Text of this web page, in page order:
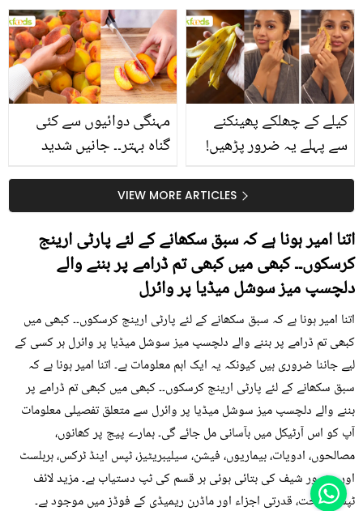
سے متعلق غلط فہمیوں کی
حقیقت کیا ہے اور افواہ
کیا؟
بتائے راز
مہنگی دوائیوں سے کئی
گناہ بہتر۔۔ جانیں شدید
کیوں کھانا چاہیے؟
کیلے کے چھلکے پھینکنے
سے پہلے یہ ضرور پڑھیں!
سستا اور قدرتی حلVIEW MORE ARTICLES
اتنا امیر ہونا ہے کہ سبق سکھانے کے لئے پارٹی ارینج
کرسکوں۔۔ کبھی میں کبھی تم ڈرامے پر بننے والے
دلچسپ میز سوشل میڈیا پر وائرل
اتنا امیر ہونا ہے کہ سبق سکھانے کے لئے پارٹی ارینج کرسکوں۔۔ کبھی میں
کبھی تم ڈرامے پر بننے والے دلچسپ میز سوشل میڈیا پر وائرل ہر کسی کے
لیے جاننا ضروری ہیں کیونکہ یہ ایک اہم معلومات ہے۔ اتنا امیر ہونا ہے کہ
سبق سکھانے کے لئے پارٹی ارینج کرسکوں۔۔ کبھی میں کبھی تم ڈرامے پر
بننے والے دلچسپ میز سوشل میڈیا پر وائرل سے متعلق تفصیلی معلومات
آپ کو اس آرٹیکل میں بآسانی مل جائے گی۔ ہمارے پیج پر کھانوں،
مصالحوں، ادویات، بیماریوں، فیشن، سیلیبریٹیز، ٹپس اینڈ ٹرکس، ہربلسٹ
اور مشہور شیف کی بتائی ہوئی ہر قسم کی ٹپ دستیاب ہے۔ مزید لائف
ٹپس، صحت، قدرتی اجزاء اور ماڈرن ریمیڈی کے فوڈز میں موجود ہے۔